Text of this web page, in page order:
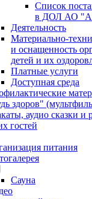
Список
в ДОЛ АО
Деятельность
Материально-
и оснащенность
детей и их
Платные услуги
Доступная среда
здоров"
аудио сказки и
гостей
питания
Сауна